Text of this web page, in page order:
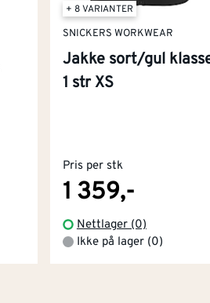
+ 8 VARIANTER
SNICKERS WORKWEAR
Jakke sort/gul
1 str XS
Pris per stk
1 359,-
Nettlager (0)
Ikke på lager (0)